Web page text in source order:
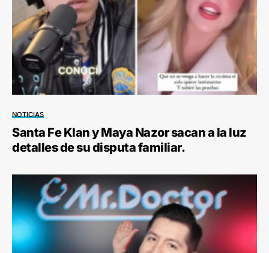
NOTICIAS
Santa Fe Klan y Maya Nazor sacan a la luz
detalles de su disputa familiar.